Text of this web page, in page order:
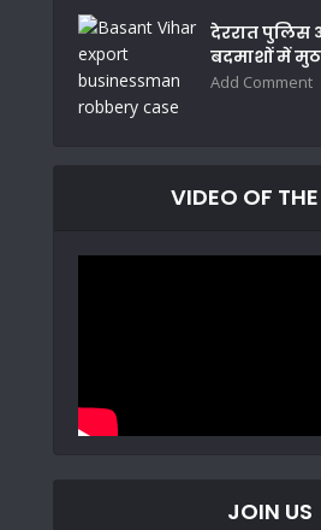
देररात पुलिस
बदमाशों में
Add Comment
VIDEO OF
JOIN US